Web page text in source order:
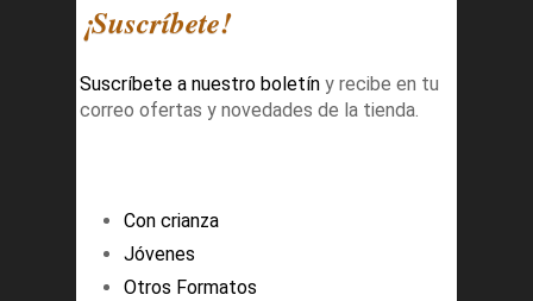
¡Suscríbete!
Suscríbete a nuestro boletín y recibe en tu
correo ofertas y novedades de la tienda.
Con crianza
Jóvenes
Otros Formatos